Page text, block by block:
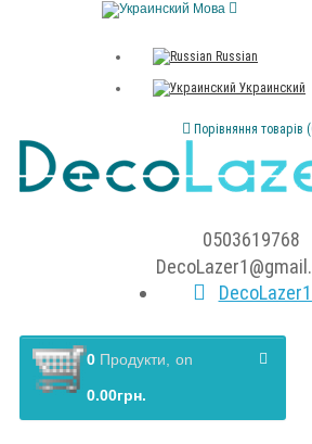
Мова
Russian
Украинский
Порівняння товарів
0503619768
0 Продукти, on
0.00грн.